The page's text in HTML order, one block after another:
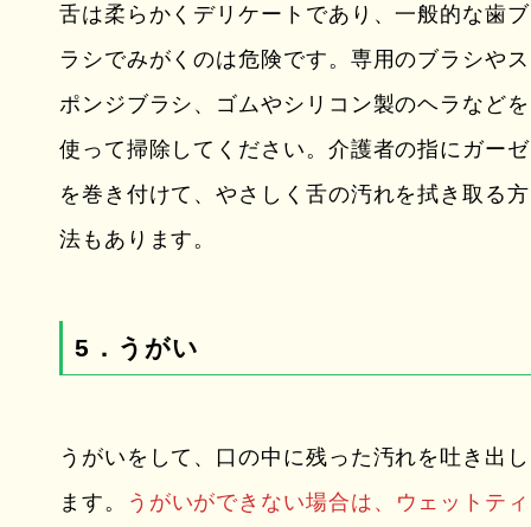
舌は柔らかくデリケートであり、一般的な歯ブ
ラシでみがくのは危険です。専用のブラシやス
ポンジブラシ、ゴムやシリコン製のヘラなどを
使って掃除してください。介護者の指にガーゼ
を巻き付けて、やさしく舌の汚れを拭き取る方
法もあります。
5．うがい
うがいをして、口の中に残った汚れを吐き出し
ます。
うがいができない場合は、ウェットティ